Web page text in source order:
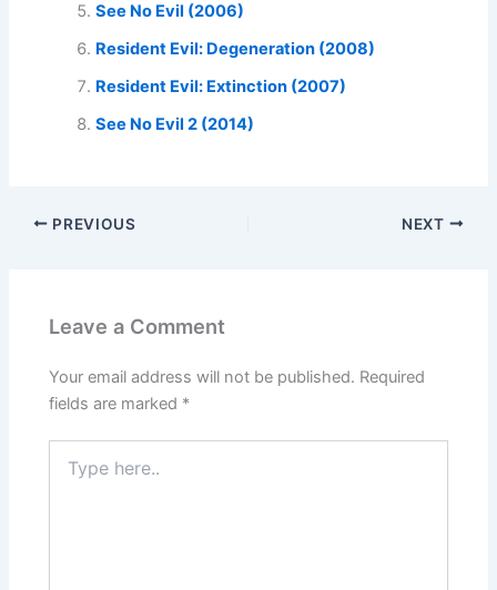
See No Evil (2006)
Resident Evil: Degeneration (2008)
Resident Evil: Extinction (2007)
See No Evil 2 (2014)
PREVIOUS NEXT
Leave a Comment
Your email address will not be published. Required
fields are marked *
here..